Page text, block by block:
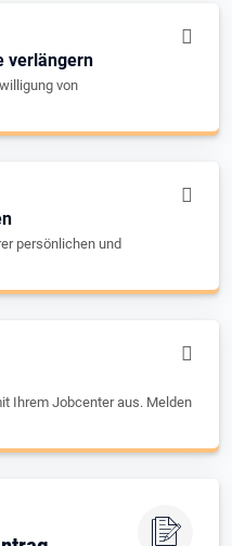
verlängern
von
persönlichen und
Ihrem Jobcenter aus. Melden